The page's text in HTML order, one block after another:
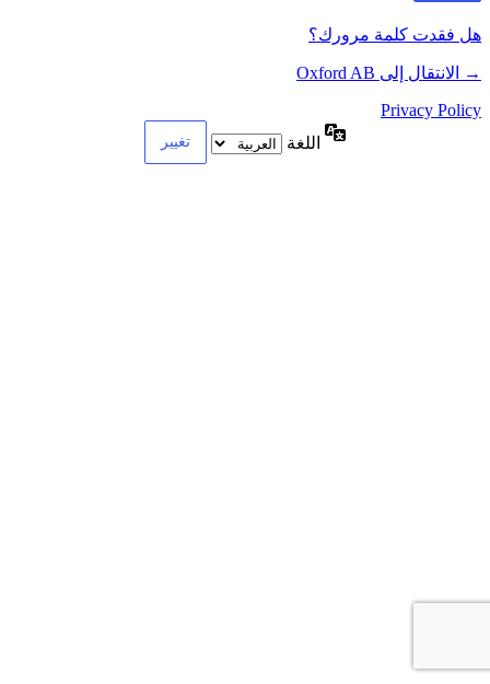
هل فقدت كلمة مرورك؟
→ الانتقال إلى Oxford AB
Privacy Policy
اللغة